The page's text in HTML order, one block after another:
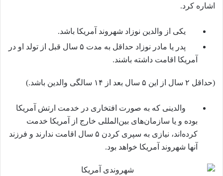
اشاره کرد.
یکی از والدین نوزاد شهروند آمریکا باشد.
پدر یا مادر نوزاد حداقل به مدت ۵ سال قبل از تولد او در
آمریکا اقامت داشته باشند.
(حداقل ۲ سال از این ۵ سال بعد از ۱۴ سالگی والدین باشد.)
والدینی که به صورت افتخاری در خدمت ارتش آمریکا
بوده و یا سازمان‌های بین‌المللی خارج از آمریکا خدمت
کرده‌اند، نیازی به سپری کردن ۵ سال اقامت ندارند و فرزند
آنها شهروند آمریکا خواهد بود.